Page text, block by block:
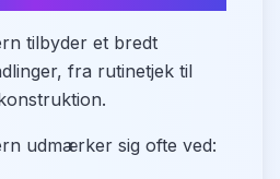
tilbyder et bredt
fra rutinetjek til
udmærker sig ofte ved: